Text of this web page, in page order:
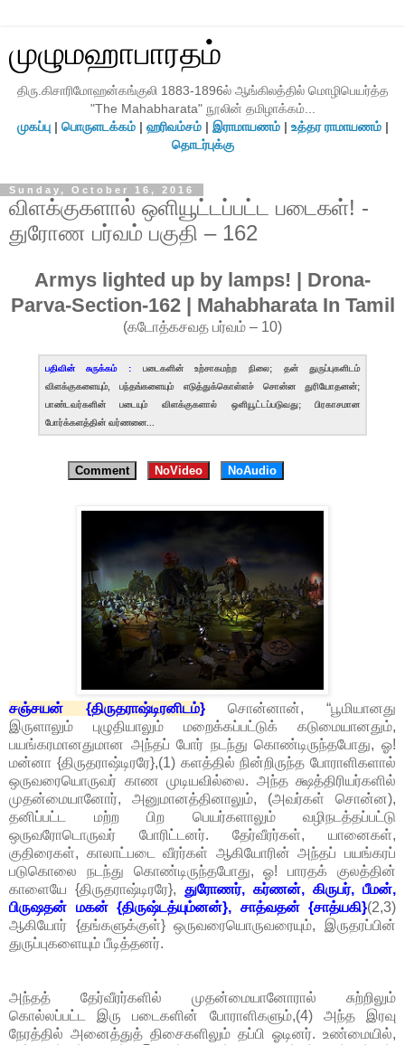
முழுமஹாபாரதம்
திரு.கிசாரிமோஹன்கங்குலி 1883-1896ல் ஆங்கிலத்தில் மொழிபெயர்த்த
"The Mahabharata" நூலின் தமிழாக்கம்...
முகப்பு| பொருளடக்கம்| ஹரிவம்சம்| இராமாயணம்| உத்தர ராமாயணம்|
தொடர்புக்கு
Sunday, October 16, 2016
விளக்குகளால் ஒளியூட்டப்பட்ட படைகள்! -
துரோண பர்வம் பகுதி – 162
Armys lighted up by lamps! | Drona-
Parva-Section-162 | Mahabharata In Tamil
(கடோத்கசவத பர்வம் – 10)
பதிவின் சுருக்கம் : படைகளின் உற்சாகமற்ற நிலை; தன் துருப்புகளிடம்
விளக்குகளையும், பந்தங்களையும் எடுத்துக்கொள்ளச் சொன்ன துரியோதனன்;
பாண்டவர்களின் படையும் விளக்குகளால் ஒளியூட்டப்படுவது; பிரகாசமான
போர்க்களத்தின் வர்ணனை...
Comment NoVideo NoAudio
சஞ்சயன் {திருதராஷ்டிரனிடம்} சொன்னான், “பூமியானது
இருளாலும் புழுதியாலும் மறைக்கப்பட்டுக் கடுமையானதும்,
பயங்கரமானதுமான அந்தப் போர் நடந்து கொண்டிருந்தபோது, ஓ!
மன்னா {திருதராஷ்டிரரே},(1) களத்தில் நின்றிருந்த போராளிகளால்
ஒருவரையொருவர் காண முடியவில்லை. அந்த க்ஷத்திரியர்களில்
முதன்மையானோர், அனுமானத்தினாலும், (அவர்கள் சொன்ன),
தனிப்பட்ட மற்ற பிற பெயர்களாலும் வழிநடத்தப்பட்டு
ஒருவரோடொருவர் போரிட்டனர். தேர்வீரர்கள், யானைகள்,
குதிரைகள், காலாட்படை வீரர்கள் ஆகியோரின் அந்தப் பயங்கரப்
படுகொலை நடந்து கொண்டிருந்தபோது, ஓ! பாரதக் குலத்தின்
காளையே {திருதராஷ்டிரரே}, துரோணர், கர்ணன், கிருபர், பீமன்,
பிருஷதன் மகன் {திருஷ்டத்யும்னன்}, சாத்வதன் {சாத்யகி}(2,3)
ஆகியோர் {தங்களுக்குள்} ஒருவரையொருவரையும், இருதரப்பின்
துருப்புகளையும் பீடித்தனர்.
அந்தத் தேர்வீரர்களில் முதன்மையானோரால் சுற்றிலும்
கொல்லப்பட்ட இரு படைகளின் போராளிகளும்,(4) அந்த இரவு
நேரத்தில் அனைத்துத் திசைகளிலும் தப்பி ஓடினர். உண்மையில்,